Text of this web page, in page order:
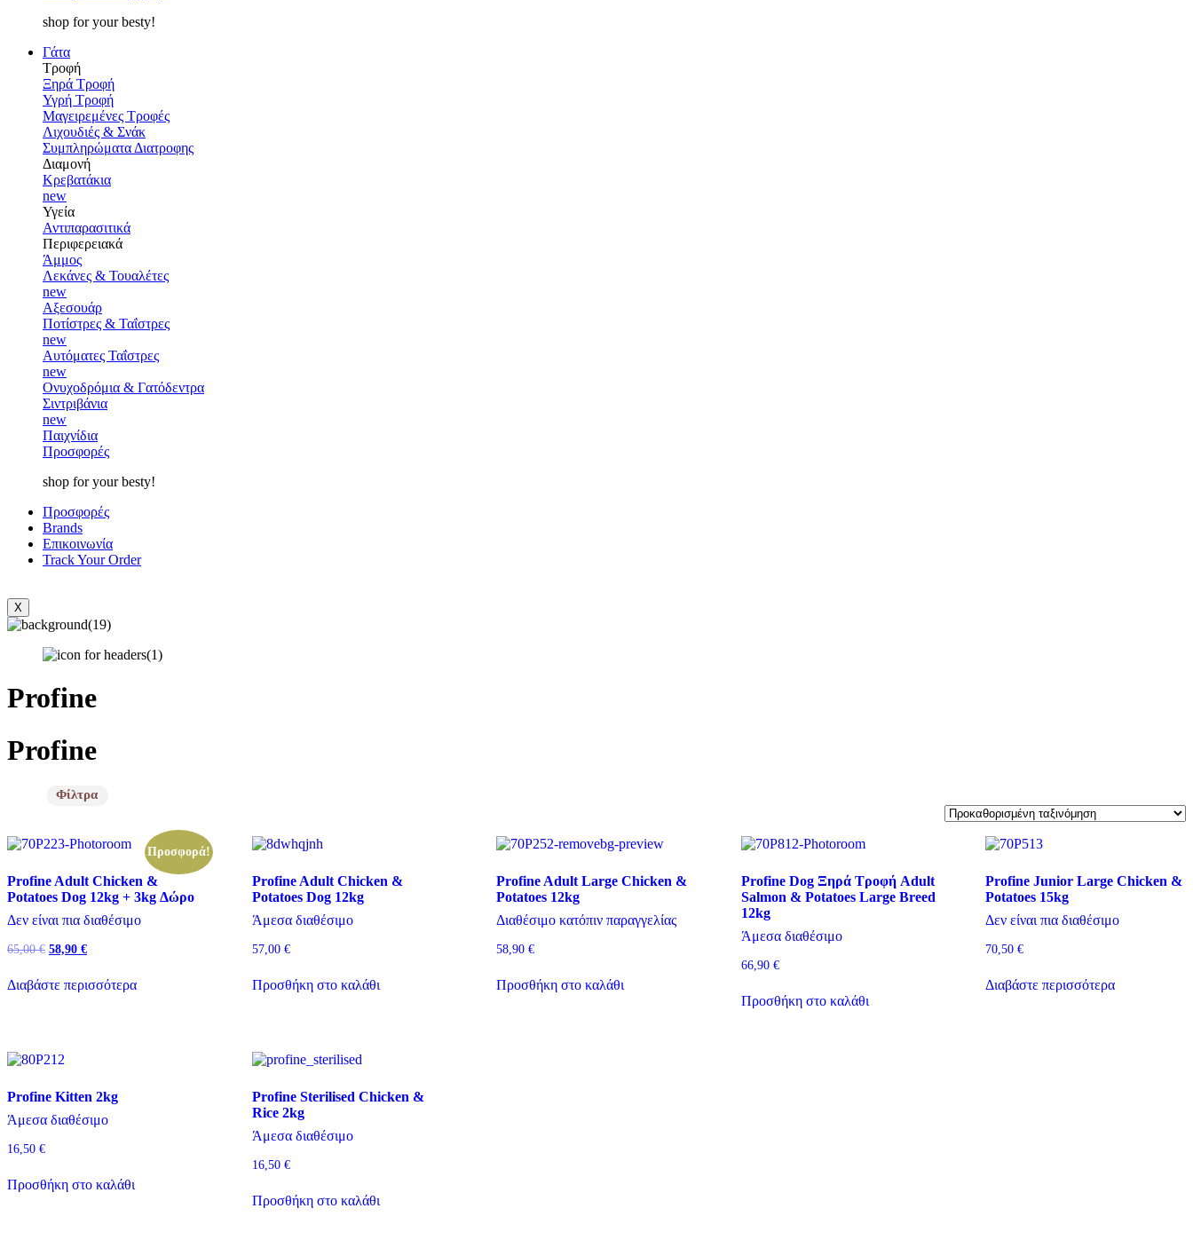
shop for your besty!
Γάτα
Τροφή
Ξηρά Τροφή
Υγρή Τροφή
Μαγειρεμένες Τροφές
Λιχουδιές & Σνάκ
Συμπληρώματα Διατροφης
Διαμονή
Κρεβατάκια
new
Υγεία
Αντιπαρασιτικά
Περιφερειακά
Άμμος
Λεκάνες & Τουαλέτες
new
Αξεσουάρ
Ποτίστρες & Ταΐστρες
new
Αυτόματες Ταΐστρες
new
Ονυχοδρόμια & Γατόδεντρα
Σιντριβάνια
new
Παιχνίδια
Προσφορές
shop for your besty!
Προσφορές
Brands
Επικοινωνία
Track Your Order
X
Profine
Profine
Κατηγορίες προϊόντων
Κατηγορίες προϊόντων
Είδος Άμμου
Είδος Άμμου
Γεύση
Ηλικία
Ηλικία
Μέγεθος
Προσφορά!
Profine Adult Chicken &
Potatoes Dog 12kg + 3kg Δώρο
Δεν είναι πια διαθέσιμο
65,00€ Original
65,00 €.
58,90 €Η
τιμή
είναι:
Διαβάστε περισσότερα
Profine Adult Chicken &
Potatoes Dog 12kg
Άμεσα διαθέσιμο
57,00 €
Προσθήκη στο καλάθι
Profine Adult Large Chicken &
Potatoes 12kg
Διαθέσιμο κατόπιν παραγγελίας
58,90€
Προσθήκη στο καλάθι
Profine Dog Ξηρά Τροφή Adult
Salmon & Potatoes Large Breed
12kg
Άμεσα διαθέσιμο
66,90 €
Προσθήκη στο καλάθι
Profine Junior Large Chicken &
Potatoes 15kg
Δεν είναι πια διαθέσιμο
70,50€
Διαβάστε περισσότερα
Profine Kitten 2kg
Άμεσα διαθέσιμο
16,50 €
Προσθήκη στο καλάθι
Profine Sterilised Chicken &
Rice 2kg
Άμεσα διαθέσιμο
16,50 €
Προσθήκη στο καλάθι